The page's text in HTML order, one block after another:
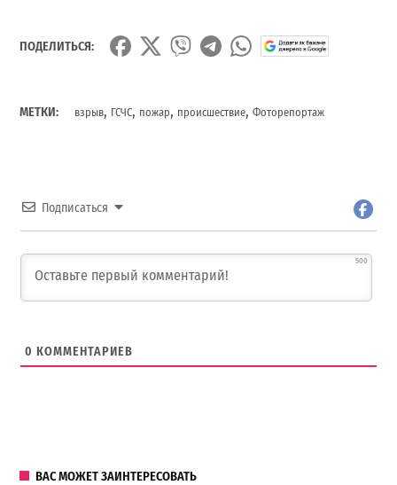
ПОДЕЛИТЬСЯ:
МЕТКИ: взрыв, ГСЧС, пожар, происшествие,Фоторепортаж
Подписаться
500
0 КОММЕНТАРИЕВ
ВАС МОЖЕТ ЗАИНТЕРЕСОВАТЬ